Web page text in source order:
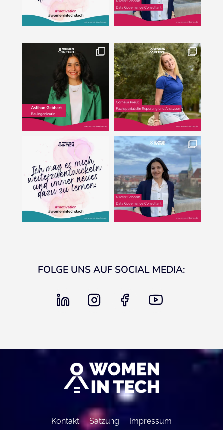
FOLGE UNS AUF SOCIAL MEDIA:
linkedin instagram
Kontakt Satzung Impressum